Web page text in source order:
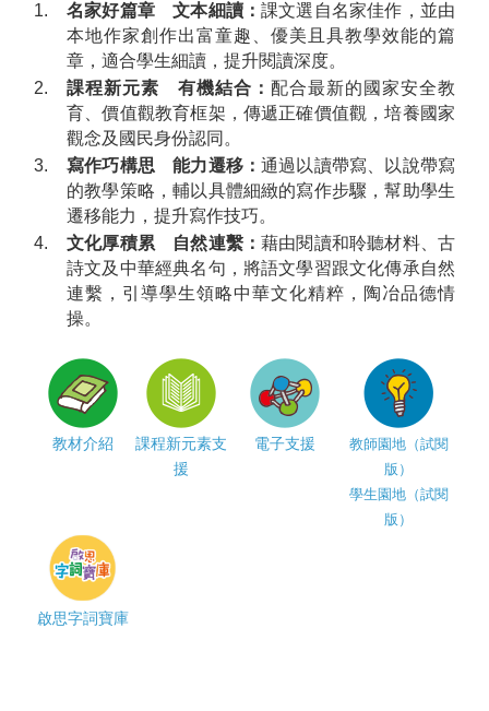
1.
名家好篇章 文本細讀：課文選自名家佳作，並由
本地作家創作出富童趣、優美且具教學效能的篇
章，適合學生細讀，提升閱讀深度。
2.
課程新元素 有機結合： 配合最新的國家安全教
育、價值觀教育框架，傳遞正確價值觀，培養國家
觀念及國民身份認同。
3.
寫作巧構思 能力遷移：通過以讀帶寫、以說帶寫
的教學策略，輔以具體細緻的寫作步驟，幫助學生
遷移能力，提升寫作技巧。
4.
文化厚積累 自然連繫：藉由閱讀和聆聽材料、古
詩文及中華經典名句，將語文學習跟文化傳承自然
連繫，引導學生領略中華文化精粹，陶冶品德情
操。
教材介紹
課程新元素支
援
電子支援
教師園地（試閱
版）
學生園地（試閱
版）
啟思字詞寶庫